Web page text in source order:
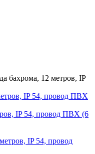
бахрома, 12 метров, IP
IP 54, провод ПВХ (6